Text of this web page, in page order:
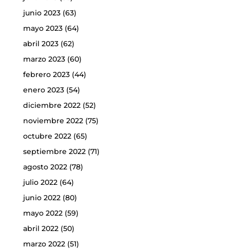
junio 2023(63)
mayo 2023(64)
abril 2023(62)
marzo 2023(60)
febrero 2023(44)
enero 2023(54)
diciembre 2022(52)
noviembre 2022(75)
octubre 2022(65)
septiembre 2022(71)
agosto 2022(78)
julio 2022(64)
junio 2022(80)
mayo 2022(59)
abril 2022(50)
marzo 2022(51)